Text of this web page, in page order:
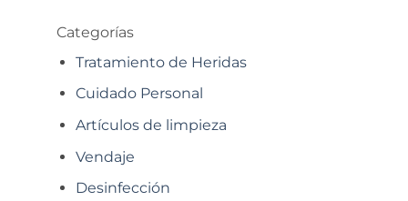
Categorías
Tratamiento de Heridas
Cuidado Personal
Artículos de limpieza
Vendaje
Desinfección